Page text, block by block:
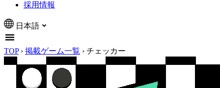
採用情報
日本語
TOP › 掲載ゲーム一覧 › チェッカー